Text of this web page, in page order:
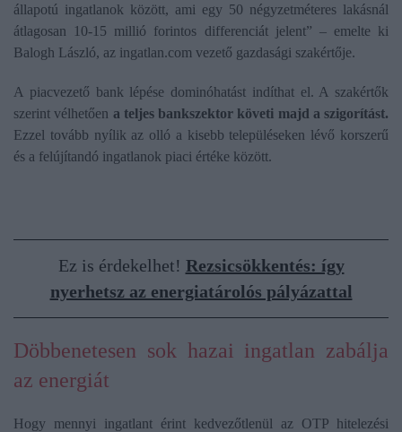
állapotú ingatlanok között, ami egy 50 négyzetméteres lakásnál
átlagosan 10-15 millió forintos differenciát jelent” – emelte ki
Balogh László, az ingatlan.com vezető gazdasági szakértője.
A piacvezető bank lépése dominóhatást indíthat el. A szakértők
szerint vélhetően a teljes bankszektor követi majd a szigorítást.
Ezzel tovább nyílik az olló a kisebb településeken lévő korszerű
és a felújítandó ingatlanok piaci értéke között.
Ez is érdekelhet! Rezsicsökkentés: így
nyerhetsz az energiatárolós pályázattal
Döbbenetesen sok hazai ingatlan zabálja
az energiát
Hogy mennyi ingatlant érint kedvezőtlenül az OTP hitelezési